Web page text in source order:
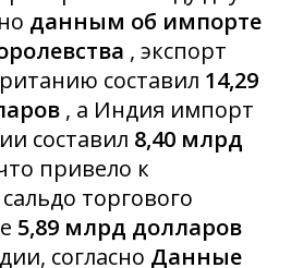
данным об импорте
, экспорт
составил 14,29
, а Индия импорт
составил 8,40 млрд
привело к
торгового
5,89 млрд долларов
согласно Данные